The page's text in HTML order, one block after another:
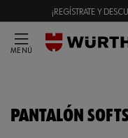
¡REGÍSTRATE Y
MENÚ
PANTALÓN